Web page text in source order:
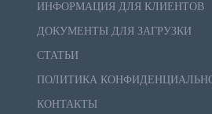
ИНФОРМАЦИЯ ДЛЯ КЛИЕНТОВ
ДОКУМЕНТЫ ДЛЯ ЗАГРУЗКИ
СТАТЬИ
ПОЛИТИКА
КОНТАКТЫ